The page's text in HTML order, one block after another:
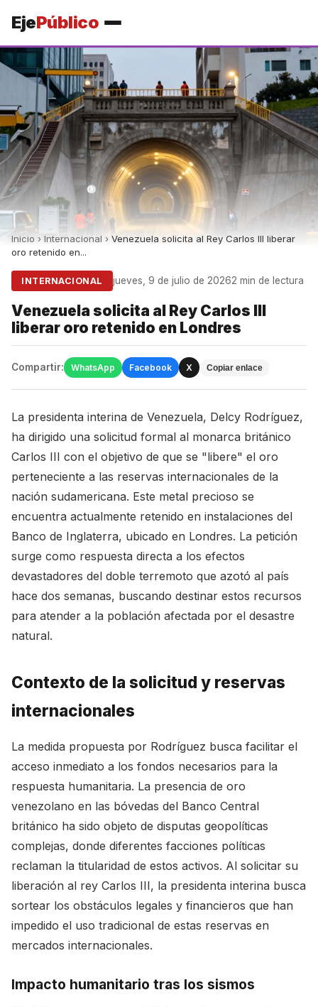
EjePúblico
Inicio › Internacional › Venezuela solicita al Rey Carlos III liberar
oro retenido en...
INTERNACIONAL jueves, 9 de julio de 20262 min de lectura
Venezuela solicita al Rey Carlos III
liberar oro retenido en Londres
Compartir: WhatsApp Facebook X Copiar enlace
La presidenta interina de Venezuela, Delcy Rodríguez,
ha dirigido una solicitud formal al monarca británico
Carlos III con el objetivo de que se "libere" el oro
perteneciente a las reservas internacionales de la
nación sudamericana. Este metal precioso se
encuentra actualmente retenido en instalaciones del
Banco de Inglaterra, ubicado en Londres. La petición
surge como respuesta directa a los efectos
devastadores del doble terremoto que azotó al país
hace dos semanas, buscando destinar estos recursos
para atender a la población afectada por el desastre
natural.
Contexto de la solicitud y reservas
internacionales
La medida propuesta por Rodríguez busca facilitar el
acceso inmediato a los fondos necesarios para la
respuesta humanitaria. La presencia de oro
venezolano en las bóvedas del Banco Central
británico ha sido objeto de disputas geopolíticas
complejas, donde diferentes facciones políticas
reclaman la titularidad de estos activos. Al solicitar su
liberación al rey Carlos III, la presidenta interina busca
sortear los obstáculos legales y financieros que han
impedido el uso tradicional de estas reservas en
mercados internacionales.
Impacto humanitario tras los sismos